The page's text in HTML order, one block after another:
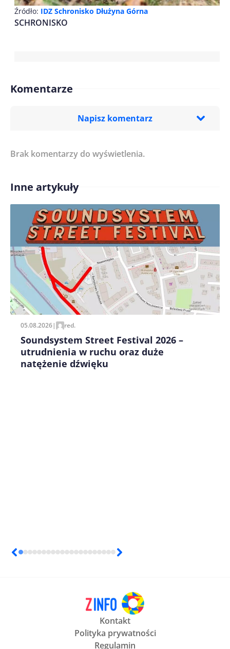
Źródło: IDZ Schronisko Dłużyna Górna
SCHRONISKO
Komentarze
Napisz komentarz
Treść komentarza*
Imię/ Nick*
Zapamiętaj moje dane w tej przeglądarce podczas
pisania kolejnych komentarzy.
Brak komentarzy do wyświetlenia.
Inne artykuły
05.08.2026| red.
Soundsystem Street Festival 2026 –
utrudnienia w ruchu oraz duże
natężenie dźwięku
Kontakt
Polityka prywatności
Regulamin